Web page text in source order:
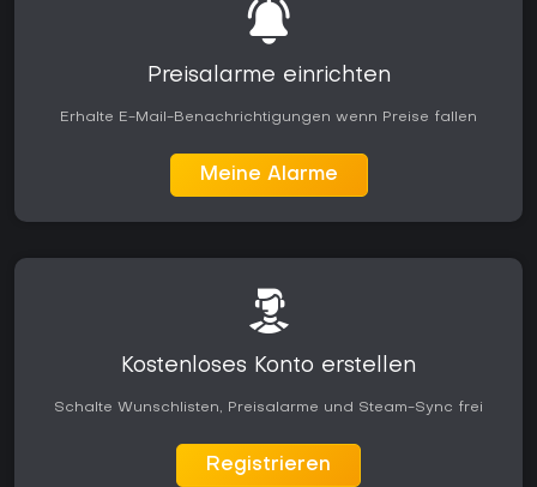
Preisalarme einrichten
Erhalte E-Mail-Benachrichtigungen wenn Preise fallen
Meine Alarme
Kostenloses Konto erstellen
Schalte Wunschlisten, Preisalarme und Steam-Sync frei
Registrieren